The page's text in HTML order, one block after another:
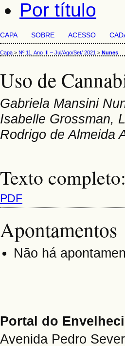
Por título
CAPA SOBRE ACESSO
Capa > Nº 11, Ano III – Jul/Ago/Set/ 2021 > Nunes
Uso de
Gabriela Mansini
Isabelle Grossman,
Rodrigo de Almeida
Texto completo:
PDF
Apontamentos
Não há
Portal do
Avenida Pedro